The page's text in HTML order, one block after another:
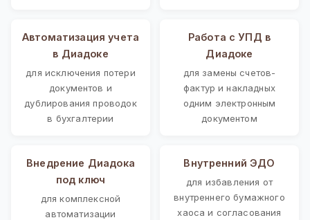
Автоматизация учета
в Диадоке
для исключения потери
документов и
дублирования проводок
в бухгалтерии
Работа с УПД в
Диадоке
для замены счетов-
фактур и накладных
одним электронным
документом
Внедрение Диадока
под ключ
для комплексной
автоматизации
Внутренний ЭДО
для избавления от
внутреннего бумажного
хаоса и согласования